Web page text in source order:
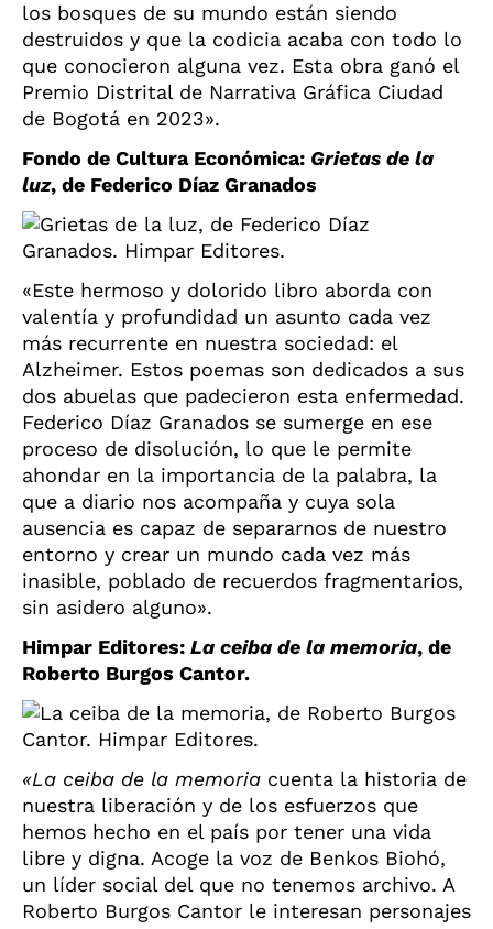
los bosques de su mundo están siendo
destruidos y que la codicia acaba con todo lo
que conocieron alguna vez. Esta obra ganó el
Premio Distrital de Narrativa Gráfica Ciudad
de Bogotá en 2023».
Fondo de Cultura Económica: Grietas de la
luz, de Federico Díaz Granados
«Este hermoso y dolorido libro aborda con
valentía y profundidad un asunto cada vez
más recurrente en nuestra sociedad: el
Alzheimer. Estos poemas son dedicados a sus
dos abuelas que padecieron esta enfermedad.
Federico Díaz Granados se sumerge en ese
proceso de disolución, lo que le permite
ahondar en la importancia de la palabra, la
que a diario nos acompaña y cuya sola
ausencia es capaz de separarnos de nuestro
entorno y crear un mundo cada vez más
inasible, poblado de recuerdos fragmentarios,
sin asidero alguno».
Himpar Editores: La ceiba de la memoria, de
Roberto Burgos Cantor.
«La ceiba de la memoria cuenta la historia de
nuestra liberación y de los esfuerzos que
hemos hecho en el país por tener una vida
libre y digna. Acoge la voz de Benkos Biohó,
un líder social del que no tenemos archivo. A
Roberto Burgos Cantor le interesan personajes